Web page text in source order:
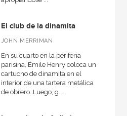
El club de la dinamita
JOHN MERRIMAN
En su cuarto en la periferia
parisina, Émile Henry coloca un
cartucho de dinamita en el
interior de una tartera metálica
de obrero. Luego, g...